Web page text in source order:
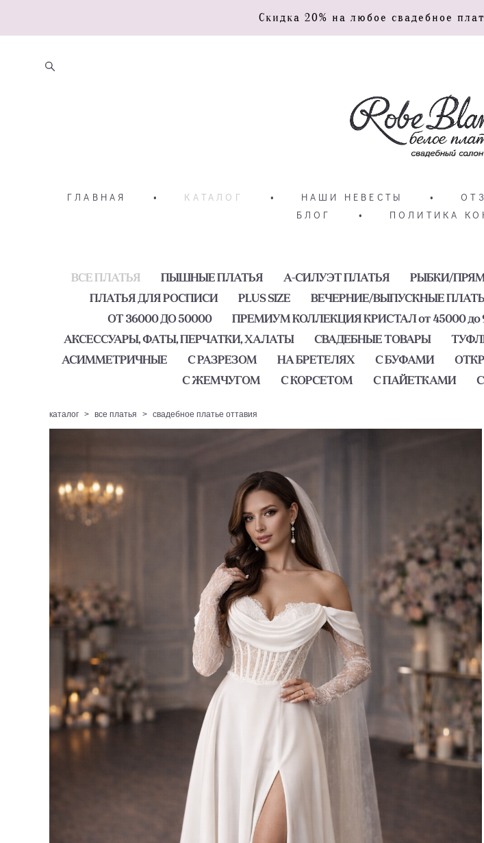
Скидка 20% на любое свадебное
ГЛАВНАЯ • КАТАЛОГ • НАШИ НЕВЕСТЫ •
БЛОГ
• ПОЛИТИКА
ВСЕ ПЛАТЬЯ ПЫШНЫЕ ПЛАТЬЯ А-СИЛУЭТ ПЛАТЬЯ РЫБКИ/
ПЛАТЬЯ ДЛЯ РОСПИСИ
PLUS SIZE ВЕЧЕРНИЕ/ВЫПУСКНЫЕ
ОТ 36000 ДО 50000
ПРЕМИУМ КОЛЛЕКЦИЯ КРИСТАЛ от 45000 до
АКСЕССУАРЫ, ФАТЫ, ПЕРЧАТКИ, ХАЛАТЫ
СВАДЕБНЫЕ ТОВАРЫ
АСИММЕТРИЧНЫЕ
С РАЗРЕЗОМ НА БРЕТЕЛЯХ С БУФАМИ
С ЖЕМЧУГОМ
С КОРСЕТОМ С ПАЙЕТКАМИ
каталог > все платья > свадебное платье оттавия